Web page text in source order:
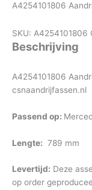
A4254101806
SKU: A4254101806
Beschrijving
A4254101806
csnaandrijfassen.nl
Passend op:
Lengte: 789 mm
Levertijd: Deze
op order